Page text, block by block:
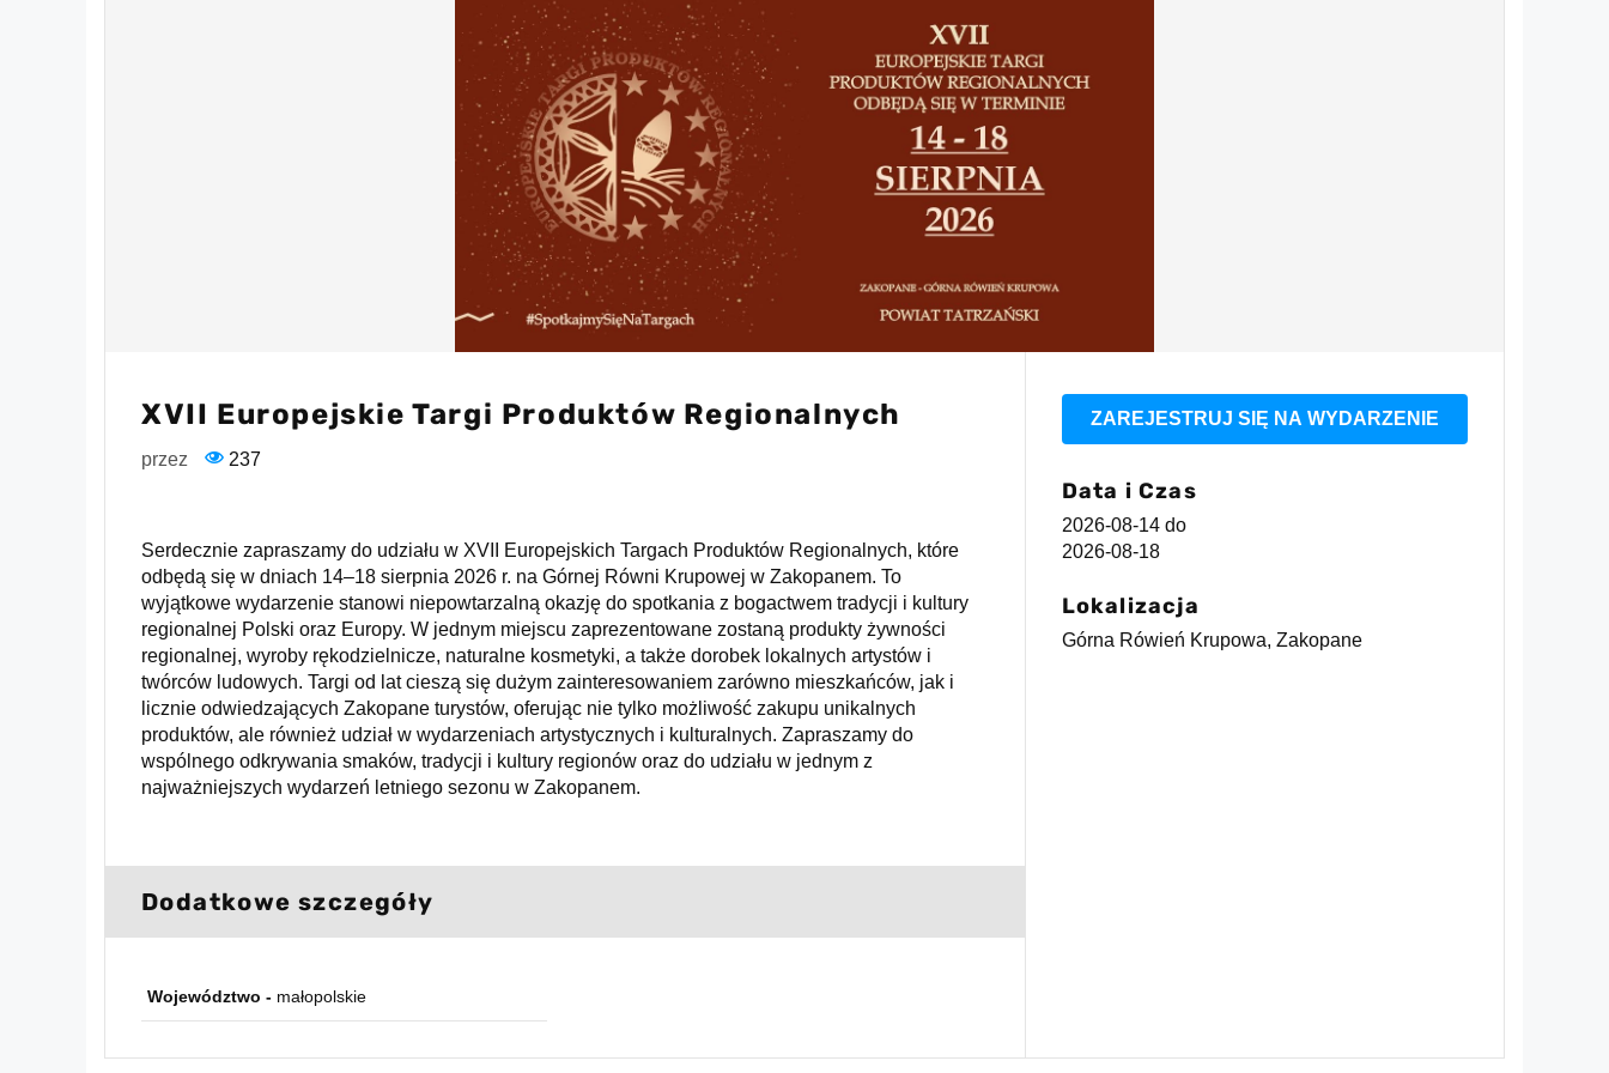
XVII Europejskie Targi Produktów Regionalnych
przez 237
Serdecznie zapraszamy do udziału w XVII Europejskich Targach Produktów Regionalnych, które
odbędą się w dniach 14–18 sierpnia 2026 r. na Górnej Równi Krupowej w Zakopanem. To
wyjątkowe wydarzenie stanowi niepowtarzalną okazję do spotkania z bogactwem tradycji i kultury
regionalnej Polski oraz Europy. W jednym miejscu zaprezentowane zostaną produkty żywności
regionalnej, wyroby rękodzielnicze, naturalne kosmetyki, a także dorobek lokalnych artystów i
twórców ludowych. Targi od lat cieszą się dużym zainteresowaniem zarówno mieszkańców, jak i
licznie odwiedzających Zakopane turystów, oferując nie tylko możliwość zakupu unikalnych
produktów, ale również udział w wydarzeniach artystycznych i kulturalnych. Zapraszamy do
wspólnego odkrywania smaków, tradycji i kultury regionów oraz do udziału w jednym z
najważniejszych wydarzeń letniego sezonu w Zakopanem.
Dodatkowe szczegóły
Województwo - małopolskie
ZAREJESTRUJ SIĘ NA WYDARZENIE
Data i Czas
2026-08-14 do
2026-08-18
Lokalizacja
Górna Rówień Krupowa, Zakopane